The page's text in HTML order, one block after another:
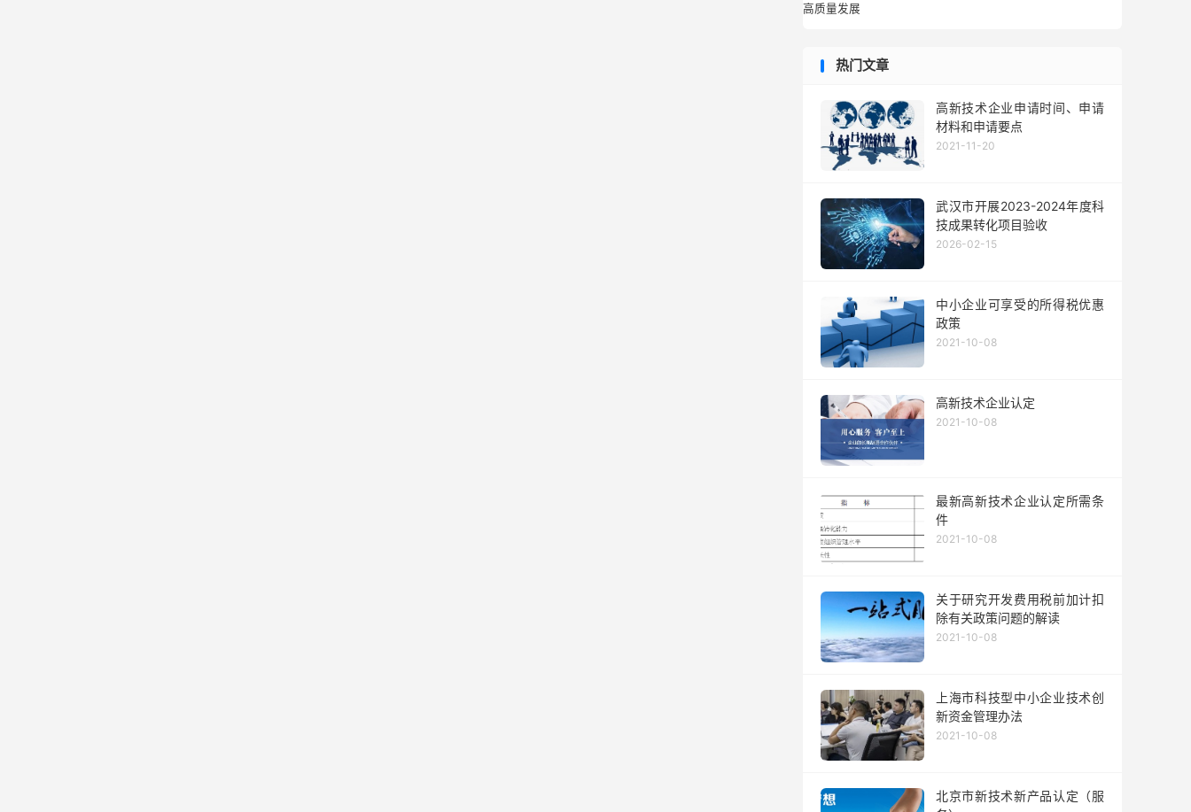
高质量发展
热门文章
高新技术企业申请时间、申请
材料和申请要点
2021-11-20
武汉市开展2023-2024年度科
技成果转化项目验收
2026-02-15
中小企业可享受的所得税优惠
政策
2021-10-08
高新技术企业认定
2021-10-08
最新高新技术企业认定所需条
件
2021-10-08
关于研究开发费用税前加计扣
除有关政策问题的解读
2021-10-08
上海市科技型中小企业技术创
新资金管理办法
2021-10-08
北京市新技术新产品认定（服